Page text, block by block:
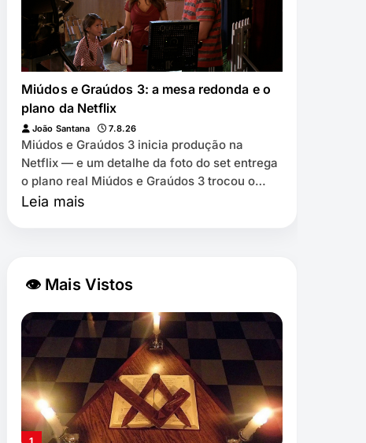
Miúdos e Graúdos 3: a mesa redonda e o
plano da Netflix
João Santana 7.8.26
Miúdos e Graúdos 3 inicia produção na
Netflix — e um detalhe da foto do set entrega
o plano real Miúdos e Graúdos 3 trocou o
Leia mais
👁 Mais Vistos